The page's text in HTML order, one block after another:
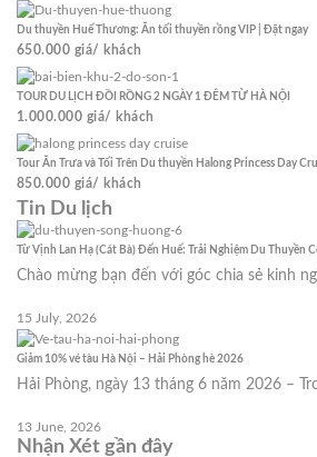
Du thuyền Huế Thương: Ăn tối thuyền rồng VIP | Đặt ngay
650.000 giá/ khách
TOUR DU LỊCH ĐỒI RỒNG 2 NGÀY 1 ĐÊM TỪ HÀ NỘI
1.000.000 giá/ khách
Tour Ăn Trưa và Tối Trên Du thuyền Halong Princess Day
850.000 giá/ khách
Tin Du lịch
Từ Vịnh Lan Hạ (Cát Bà) Đến Huế: Trải Nghiệm Du Thuyền
Chào mừng bạn đến với góc chia sẻ kinh
15 July, 2026
Giảm 10% vé tàu Hà Nội – Hải Phòng hè 2026
Hải Phòng, ngày 13 tháng 6 năm 2026 –
13 June, 2026
Nhận Xét gần đây